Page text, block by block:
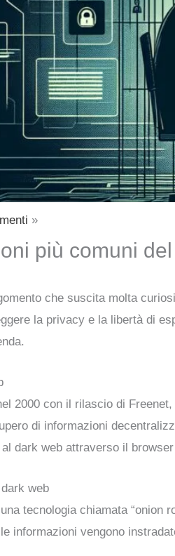
più comuni
che suscita molta
la privacy e la libertà di
2000 con il rilascio di
di informazioni
dark web attraverso il browser
web
tecnologia chiamata
informazioni vengono